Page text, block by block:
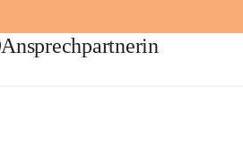
Ansprechpartnerin